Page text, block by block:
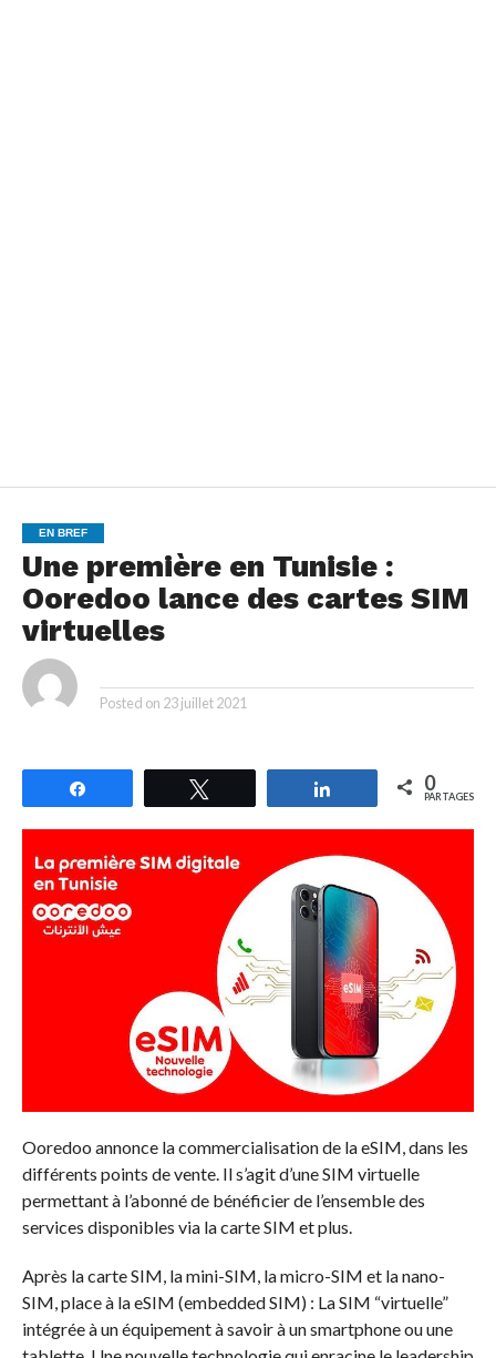
EN BREF
Une première en Tunisie :
Ooredoo lance des cartes SIM
virtuelles
Posted on 23 juillet 2021
Partagez 0
PARTAGES
Ooredoo annonce la commercialisation de la eSIM, dans les
différents points de vente. Il s’agit d’une SIM virtuelle
permettant à l’abonné de bénéficier de l’ensemble des
services disponibles via la carte SIM et plus.
Après la carte SIM, la mini-SIM, la micro-SIM et la nano-
SIM, place à la eSIM (embedded SIM) : La SIM “virtuelle”
intégrée à un équipement à savoir à un smartphone ou une